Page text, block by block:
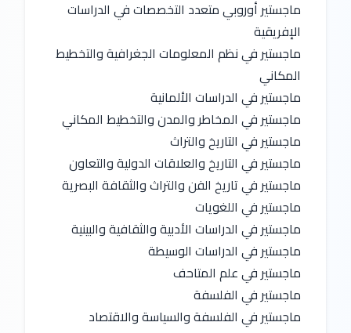
الإفريقية
المكاني
ماجستير في الدراسات الألمانية
ماجستير في المخاطر والمدن والتخطيط المكاني
ماجستير في التاريخ والتراث
ماجستير في التاريخ والعلاقات الدولية والتعاون
ماجستير في تاريخ الفن والتراث والثقافة البصرية
ماجستير في اللغويات
ماجستير في الدراسات الأدبية والثقافية والبينية
ماجستير في الدراسات الوسيطة
ماجستير في علم المتاحف
ماجستير في الفلسفة
ماجستير في الفلسفة والسياسة والاقتصاد